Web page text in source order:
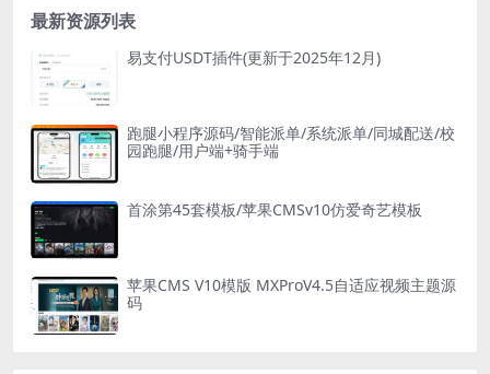
最新资源列表
易支付USDT插件(更新于2025年12月)
跑腿小程序源码/智能派单/系统派单/同城配送/校
园跑腿/用户端+骑手端
首涂第45套模板/苹果CMSv10仿爱奇艺模板
苹果CMS V10模版 MXProV4.5自适应视频主题源
码